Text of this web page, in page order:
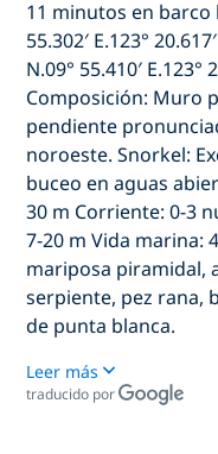
11 minutos en barco
55.302′ E.123°
N.09° 55.410′
Composición: Muro
pendiente
noroeste. Snorkel:
buceo en aguas
30 m Corriente: 0-3
7-20 m Vida marina:
mariposa piramidal,
serpiente, pez rana,
de punta blanca.
Leer más
traducido por